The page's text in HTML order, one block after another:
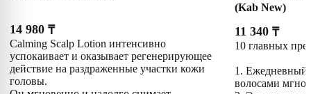
14 980 ₸
Calming Scalp Lotion интенсивно
успокаивает и оказывает регенерирующее
действие на раздраженные участки кожи
головы.
(Kab New)
11 340 ₸
10 главных
1. Ежедневный
волосами